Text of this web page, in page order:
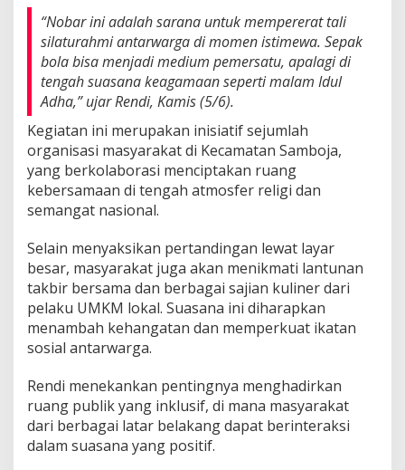
“Nobar ini adalah sarana untuk mempererat tali
silaturahmi antarwarga di momen istimewa. Sepak
bola bisa menjadi medium pemersatu, apalagi di
tengah suasana keagamaan seperti malam Idul
Adha,” ujar Rendi, Kamis (5/6).
Kegiatan ini merupakan inisiatif sejumlah
organisasi masyarakat di Kecamatan Samboja,
yang berkolaborasi menciptakan ruang
kebersamaan di tengah atmosfer religi dan
semangat nasional.
Selain menyaksikan pertandingan lewat layar
besar, masyarakat juga akan menikmati lantunan
takbir bersama dan berbagai sajian kuliner dari
pelaku UMKM lokal. Suasana ini diharapkan
menambah kehangatan dan memperkuat ikatan
sosial antarwarga.
Rendi menekankan pentingnya menghadirkan
ruang publik yang inklusif, di mana masyarakat
dari berbagai latar belakang dapat berinteraksi
dalam suasana yang positif.